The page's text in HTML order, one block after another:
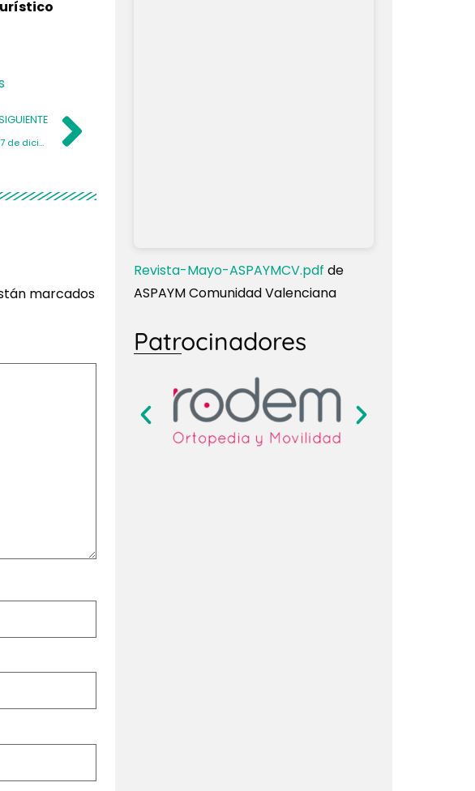
El partido de fútbol benéfico previsto para el 17 de diciembre, aplazado por riesgo de fuertes lluvias
marcados
Revista-Mayo-ASPAYMCV.pdf de
ASPAYM Comunidad Valenciana
Patrocinadores